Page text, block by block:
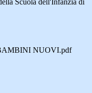
NUOVI.pdf